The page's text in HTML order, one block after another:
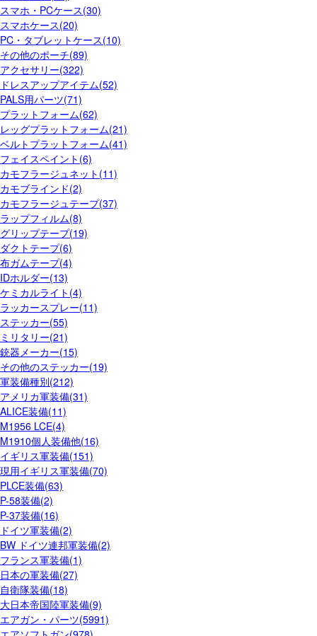
スマホ・PCケース(30)
スマホケース(20)
PC・タブレットケース(10)
その他のポーチ(89)
アクセサリー(322)
ドレスアップアイテム(52)
PALS用パーツ(71)
プラットフォーム(62)
レッグプラットフォーム(21)
ベルトプラットフォーム(41)
フェイスペイント(6)
カモフラージュネット(11)
カモブラインド(2)
カモフラージュテープ(37)
ラップフィルム(8)
グリップテープ(19)
ダクトテープ(6)
布ガムテープ(4)
IDホルダー(13)
ケミカルライト(4)
ラッカースプレー(11)
ステッカー(55)
ミリタリー(21)
銃器メーカー(15)
その他のステッカー(19)
軍装備種別(212)
アメリカ軍装備(31)
ALICE装備(11)
M1956 LCE(4)
M1910個人装備他(16)
イギリス軍装備(151)
現用イギリス軍装備(70)
PLCE装備(63)
P-58装備(2)
P-37装備(16)
ドイツ軍装備(2)
BW ドイツ連邦軍装備(2)
フランス軍装備(1)
日本の軍装備(27)
自衛隊装備(18)
大日本帝国陸軍装備(9)
エアガン・パーツ(5991)